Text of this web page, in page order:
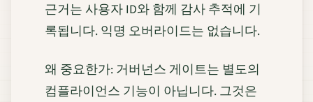
근거는 사용자 ID와 함께 감사 추적에 기
록됩니다. 익명 오버라이드는 없습니다.
왜 중요한가: 거버넌스 게이트는 별도의
컴플라이언스 기능이 아닙니다. 그것은